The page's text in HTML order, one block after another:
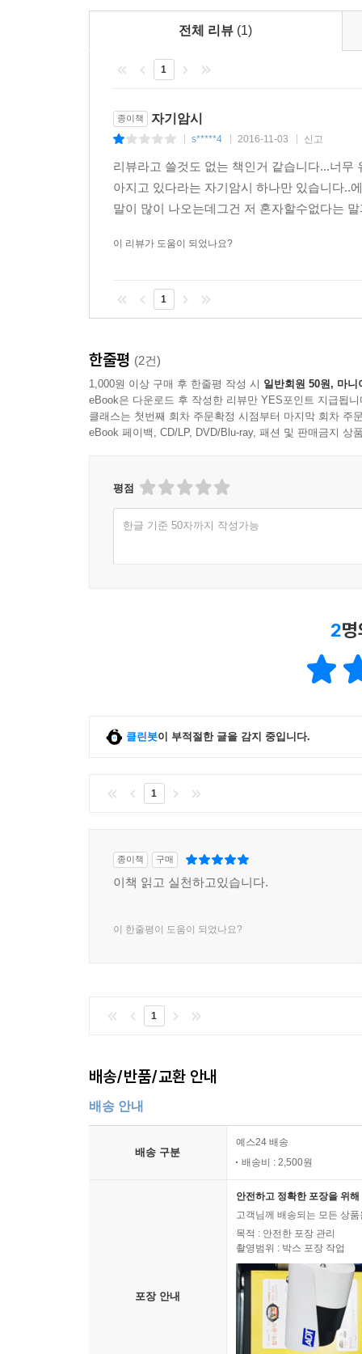
무엇인가를 이룬다는 것을 믿기 어렵다. 그러
이끈다고 하는 것이 더 옳을 것이다.
자기암시는 마술이 아니다. 말만 하면 아무것도
아니다. 자기암시를 통해 무의식을 길들이면 그
마음의 힘, 믿음의 힘, 긍정의 힘은 이미 많은 사
의지를 가지고 긍정적이 되려고, 믿음을 가지려
에밀 쿠에는 상상이 힘을 발휘하려면 의지를 가
또 다른 나를 내세워 그 상상의 터무니없음을 비
더욱 선명하게 부각시킨다. 결국 우리의 마음은
마음의 힘은 결국 우리가 의지적 상상으로 그렸던
의식적으로 노력하지 말고 상상하라는 것은 물리
지나지 않는다. 자기암시는 그 힘을 끌어내는
확인하는 것일 뿐 새로운 것도, 특별한 것도 아니다.
다음의 아주 오래된 인도 신화는 바로 그 점을 잘
어느 날 천상에서 신들의 회의가 열렸다. 인간들의
인간의 손에 들어간다면 인간들은 신과 같은 무
했다. 그러나 아무리 높은 하늘 위라도 아무리
고민을 거듭했다. 세상 어디에도 인간의 눈을 피
전체 리뷰 (1)
1
종이책 자기암시
s*****4 2016-11-03 신고
리뷰라고 쓸것도 없는 책인거 같습니다...너
아지고 있다라는 자기암시 하나만 있습니다..
말이 많이 나오는데그건 저 혼자할수없다는
이 리뷰가 도움이 되었나요?
1
한줄평 (2건)
1,000원 이상 구매 후 한줄평 작성 시 일반회원 50원, 마니
eBook은 다운로드 후 작성한 리뷰만 YES포인트 지급됩니
클래스는 첫번째 회차 주문확정 시점부터 마지막 회차 주
eBook 페이백, CD/LP, DVD/Blu-ray, 패션 및 판매금지 상
평점
한글 기준 50자까지 작성가능
2
클린봇이 부적절한 글을 감지 중입니다.
1
종이책 구매
이책 읽고 실천하고있습니다.
이 한줄평이 도움이 되었나요?
1
배송/반품/교환 안내
배송 안내
배송 구분
예스24 배송
배송비 : 2,500원
포장 안내
안전하고 정확한 포장을 위
고객님께 배송되는 모든 상
목적 : 안전한 포장 관리
촬영범위 : 박스 포장 작업